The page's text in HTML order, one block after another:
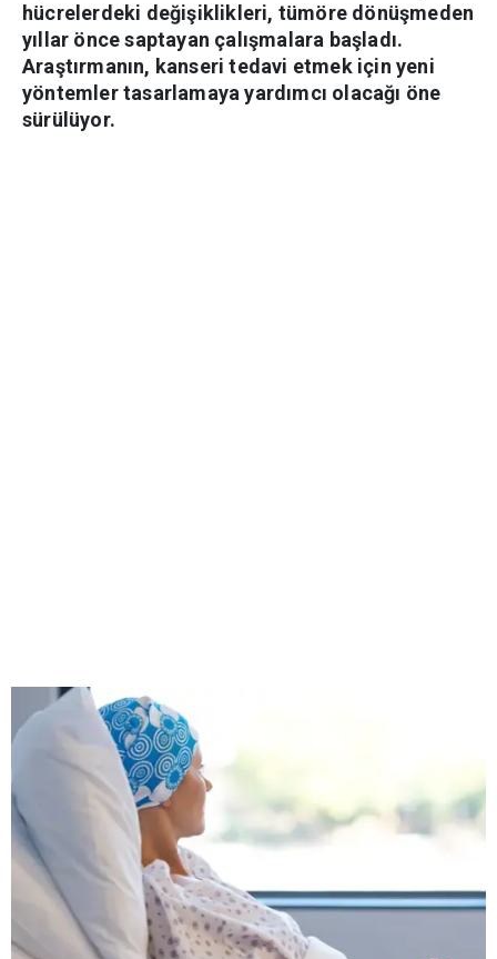
hücrelerdeki değişiklikleri, tümöre dönüşmeden
yıllar önce saptayan çalışmalara başladı.
Araştırmanın, kanseri tedavi etmek için yeni
yöntemler tasarlamaya yardımcı olacağı öne
sürülüyor.